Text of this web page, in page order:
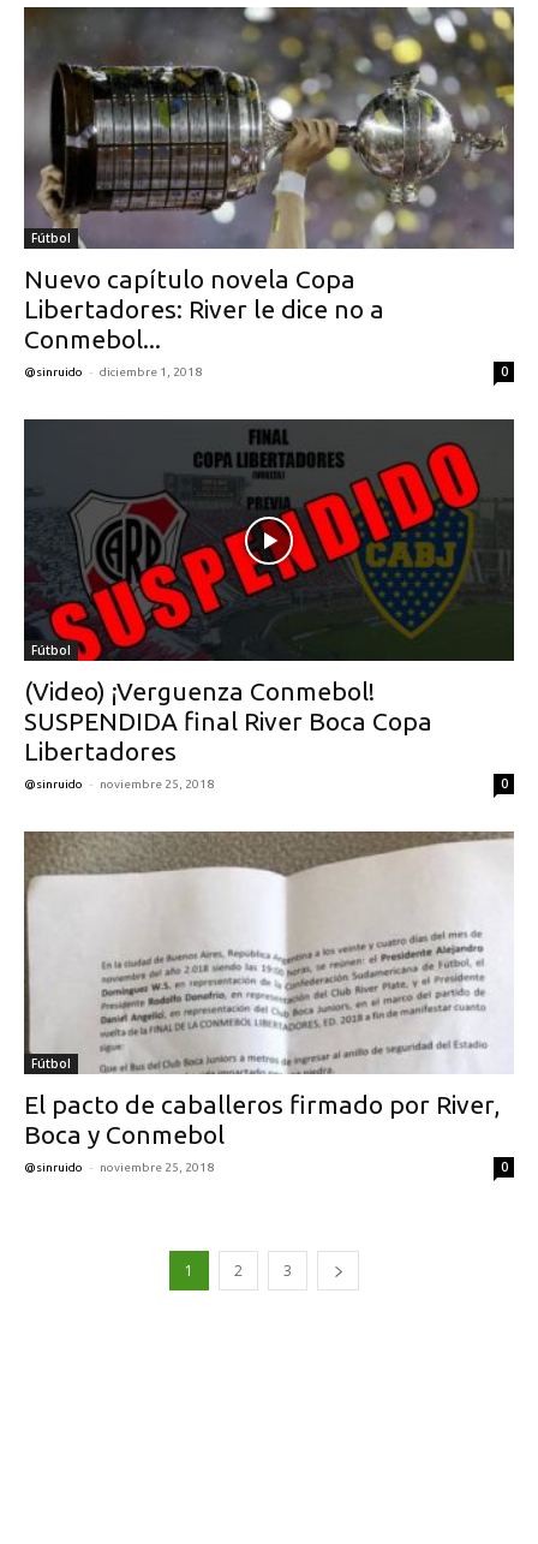
Fútbol
Nuevo capítulo novela Copa
Libertadores: River le dice no a
Conmebol...
@sinruido - diciembre 1, 2018 0
Fútbol
(Video) ¡Verguenza Conmebol!
SUSPENDIDA final River Boca Copa
Libertadores
@sinruido - noviembre 25, 2018 0
Fútbol
El pacto de caballeros firmado por River,
Boca y Conmebol
@sinruido - noviembre 25, 2018 0
1 2 3